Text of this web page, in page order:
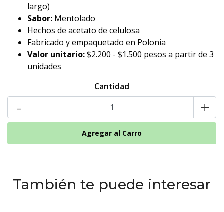
largo)
Sabor: Mentolado
Hechos de acetato de celulosa
Fabricado y empaquetado en Polonia
Valor unitario:$2.200 - $1.500 pesos a partir de 3
unidades
Cantidad
- +
También te puede interesar